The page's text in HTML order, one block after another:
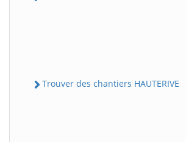
Trouver des chantiers HAUTERIVE